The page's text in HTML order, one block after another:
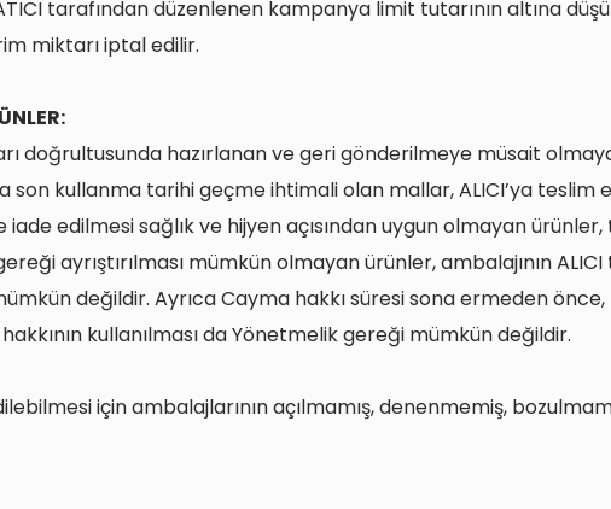
tarafından düzenlenen kampanya limit tutarının altına
miktarı iptal edilir.
doğrultusunda hazırlanan ve geri gönderilmeye müsait
kullanma tarihi geçme ihtimali olan mallar, ALICI’ya teslim
iade edilmesi sağlık ve hijyen açısından uygun olmayan
ayrıştırılması mümkün olmayan ürünler, ambalajının ALICI
değildir. Ayrıca Cayma hakkı süresi sona ermeden
kullanılması da Yönetmelik gereği mümkün değildir.
için ambalajlarının açılmamış, denenmemiş,